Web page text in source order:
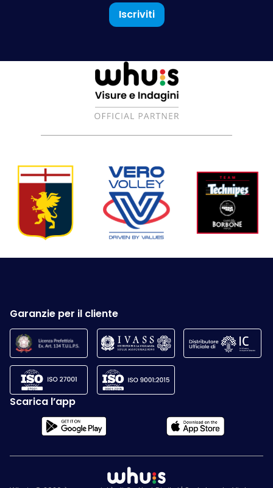
Iscriviti
Garanzie per il cliente
Scarica l’app